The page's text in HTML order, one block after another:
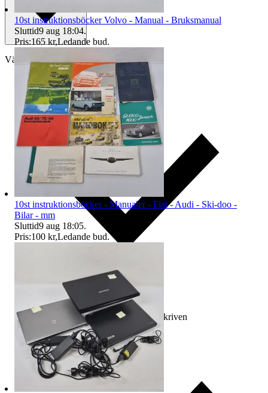
Välj till köparskydd
Ersättning om varan inte är som beskriven
10st instruktionsböcker Volvo - Manual - Bruksmanual
Sluttid9 aug 18:04.
Pris:165 kr,Ledande bud.
10st instruktionsböcker - Manualer - Fiat - Audi - Ski-doo -
Bilar - mm
Sluttid9 aug 18:05.
Pris:100 kr,Ledande bud.